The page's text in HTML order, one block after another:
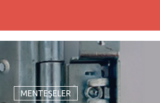
MENTEŞELER